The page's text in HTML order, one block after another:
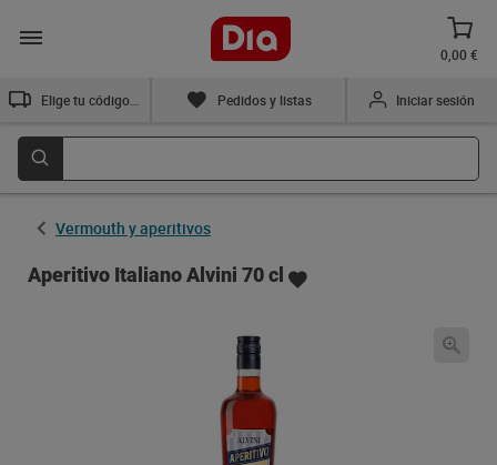
0,00 €
Pedidos y listas Iniciar sesión
Vermouth y aperitivos
Aperitivo Italiano Alvini 70 cl